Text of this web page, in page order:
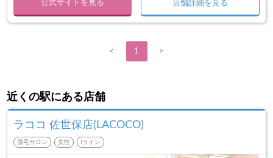
公式サイトを見る 店舗詳細を見る
< 1 >
近くの駅にある店舗
ラココ 佐世保店(LACOCO)
脱毛サロン 女性 Iライン